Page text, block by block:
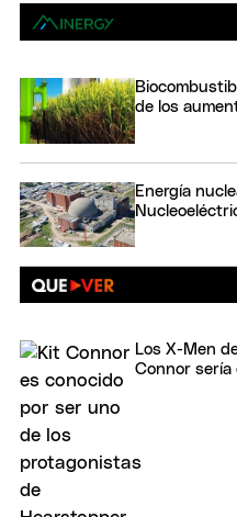
de los
Energía
Los X-Men
Connor sería